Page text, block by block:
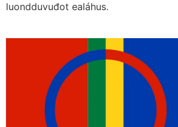
luondduvuđot ealáhus.